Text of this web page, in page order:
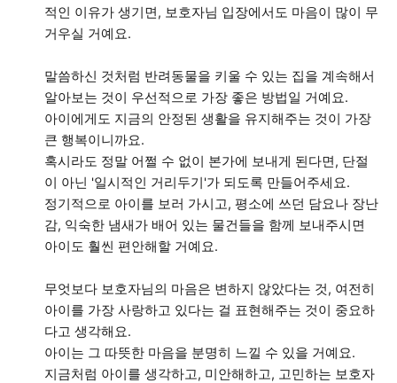
적인 이유가 생기면, 보호자님 입장에서도 마음이 많이 무
거우실 거예요.
말씀하신 것처럼 반려동물을 키울 수 있는 집을 계속해서
알아보는 것이 우선적으로 가장 좋은 방법일 거예요.
아이에게도 지금의 안정된 생활을 유지해주는 것이 가장
큰 행복이니까요.
혹시라도 정말 어쩔 수 없이 본가에 보내게 된다면, 단절
이 아닌 '일시적인 거리두기'가 되도록 만들어주세요.
정기적으로 아이를 보러 가시고, 평소에 쓰던 담요나 장난
감, 익숙한 냄새가 배어 있는 물건들을 함께 보내주시면
아이도 훨씬 편안해할 거예요.
무엇보다 보호자님의 마음은 변하지 않았다는 것, 여전히
아이를 가장 사랑하고 있다는 걸 표현해주는 것이 중요하
다고 생각해요.
아이는 그 따뜻한 마음을 분명히 느낄 수 있을 거예요.
지금처럼 아이를 생각하고, 미안해하고, 고민하는 보호자